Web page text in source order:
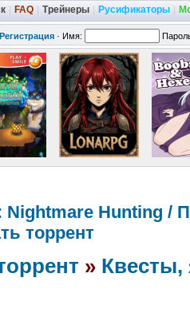
FAQ Трейнеры Русификаторы
Регистрация · Имя:
Hunting /
торрент
» Квесты,